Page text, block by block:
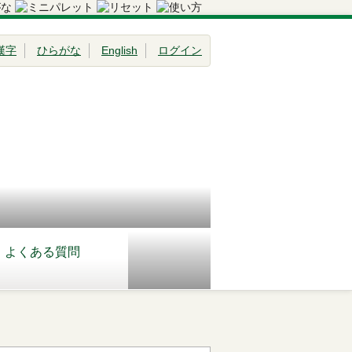
よくある質問
字 ひらがな English ログイン